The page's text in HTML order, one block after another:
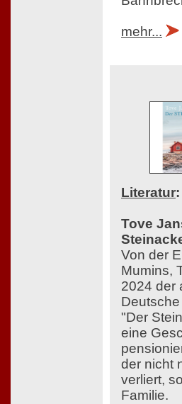
mehr...
Literatur:
Tove
Von der
Mumins,
2024 der
"Der
eine
der nicht
verliert,
Familie.